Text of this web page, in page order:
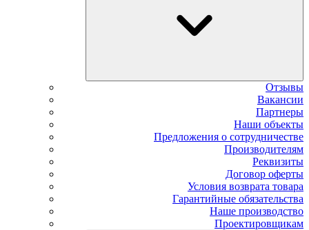
Отзывы
Вакансии
Партнеры
Наши объекты
Предложения о сотрудничестве
Производителям
Реквизиты
Договор оферты
Условия возврата товара
Гарантийные обязательства
Наше производство
Проектировщикам